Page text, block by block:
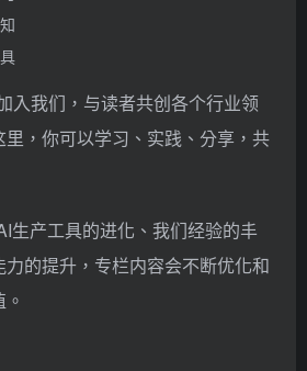
入我们，与读者共创各个行业领
，你可以学习、实践、分享，共
生产工具的进化、我们经验的丰
的提升，专栏内容会不断优化和